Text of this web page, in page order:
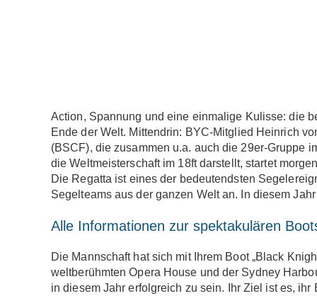
Action, Spannung und eine einmalige Kulisse: die
Ende der Welt. Mittendrin: BYC-Mitglied Heinrich
(BSCF), die zusammen u.a. auch die 29er-Gruppe
die Weltmeisterschaft im 18ft darstellt, startet
Die Regatta ist eines der bedeutendsten
Segelteams aus der ganzen Welt an. In diesem
Alle Informationen zur spektakulären
Die Mannschaft hat sich mit Ihrem Boot „Black
weltberühmten Opera House und der Sydney
in diesem Jahr erfolgreich zu sein. Ihr Ziel ist es,